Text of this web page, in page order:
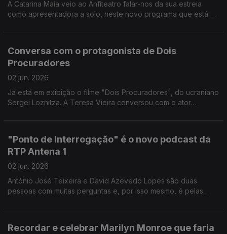
A Catarina Maia veio ao Anfiteatro falar-nos da sua estreia
como apresentadora a solo, neste novo programa que está a
Conversa com o protagonista de Dois
Procuradores
02 jun. 2026
Já está em exibição o filme "Dois Procuradores", do ucraniano
Sergei Loznitza. A Teresa Vieira conversou com o ator
"Ponto de Interrogação" é o novo podcast da
RTP Antena 1
02 jun. 2026
António José Teixeira e David Azevedo Lopes são duas
pessoas com muitas perguntas e, por isso mesmo, é pelas
Recordar e celebrar Marilyn Monroe que faria